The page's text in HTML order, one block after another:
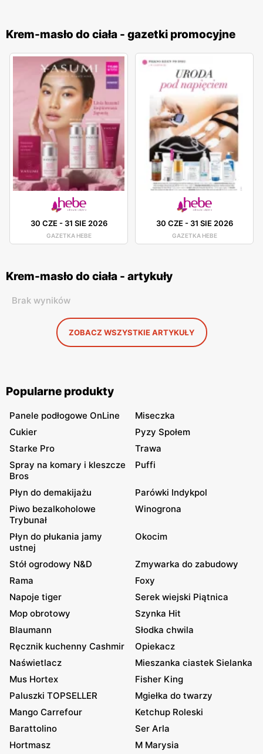
Krem-masło do ciała - gazetki promocyjne
30 CZE- 31 SIE 2026
GAZETKA HEBE
30 CZE- 31 SIE 2026
GAZETKA HEBE
Krem-masło do ciała - artykuły
Brak wyników
ZOBACZ WSZYSTKIE ARTYKUŁY
Popularne produkty
Panele podłogowe OnLine
Miseczka
Cukier
Pyzy Społem
Starke Pro
Trawa
Spray na komary i kleszcze
Bros
Puffi
Płyn do demakijażu
Parówki Indykpol
Piwo bezalkoholowe
Trybunał
Winogrona
Płyn do płukania jamy
ustnej
Okocim
Stół ogrodowy N&D
Zmywarka do zabudowy
Rama
Foxy
Napoje tiger
Serek wiejski Piątnica
Mop obrotowy
Szynka Hit
Blaumann
Słodka chwila
Ręcznik kuchenny Cashmir
Opiekacz
Naświetlacz
Mieszanka ciastek Sielanka
Mus Hortex
Fisher King
Paluszki TOPSELLER
Mgiełka do twarzy
Mango Carrefour
Ketchup Roleski
Barattolino
Ser Arla
Hortmasz
M Marysia